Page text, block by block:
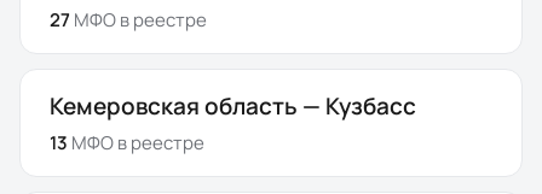
27 МФОв реестре
Кемеровская область — Кузбасс
13 МФОв реестре